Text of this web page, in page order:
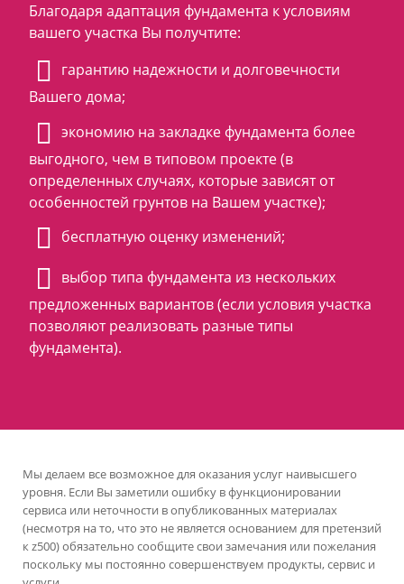
Благодаря адаптация фундамента к условиям
вашего участка Вы получтите:
гарантию надежности и долговечности
Вашего дома;
экономию на закладке фундамента более
выгодного, чем в типовом проекте (в
определенных случаях, которые зависят от
особенностей грунтов на Вашем участке);
бесплатную оценку изменений;
выбор типа фундамента из нескольких
предложенных вариантов (если условия участка
позволяют реализовать разные типы
фундамента).
Мы делаем все возможное для оказания услуг наивысшего
уровня. Если Вы заметили ошибку в функционировании
сервиса или неточности в опубликованных материалах
(несмотря на то, что это не является основанием для претензий
к z500) обязательно сообщите свои замечания или пожелания
поскольку мы постоянно совершенствуем продукты, сервис и